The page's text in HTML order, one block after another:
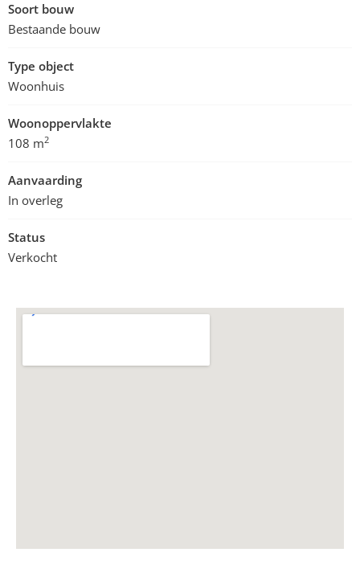
Soort bouw
Bestaande bouw
Type object
Woonhuis
Woonoppervlakte
108 m2
Aanvaarding
In overleg
Status
Verkocht